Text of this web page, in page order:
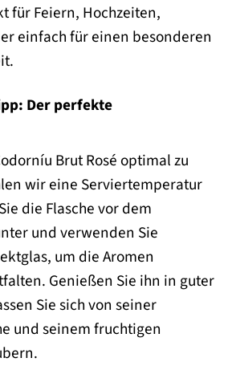
für Feiern, Hochzeiten,
einfach für einen besonderen
Der perfekte
Brut Rosé optimal zu
wir eine Serviertemperatur
die Flasche vor dem
und verwenden Sie
um die Aromen
Genießen Sie ihn in guter
Sie sich von seiner
und seinem fruchtigen